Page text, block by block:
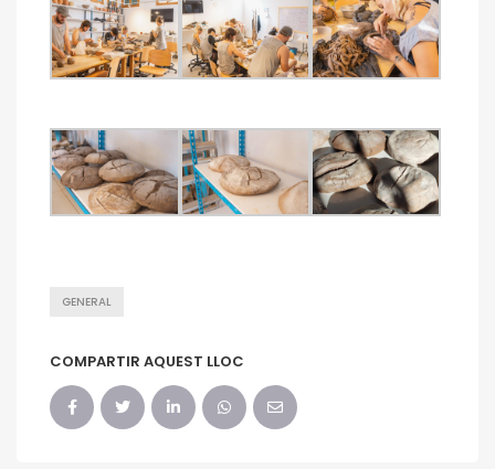
GENERAL
COMPARTIR AQUEST LLOC